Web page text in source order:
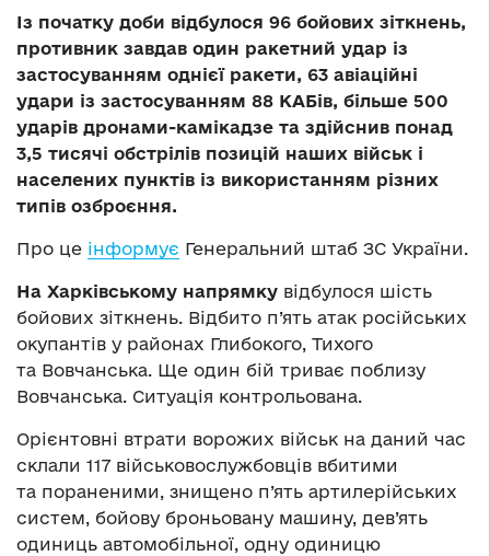
Із початку доби відбулося 96 бойових зіткнень,
противник завдав один ракетний удар із
застосуванням однієї ракети, 63 авіаційні
удари із застосуванням 88 КАБів, більше 500
ударів дронами-камікадзе та здійснив понад
3,5 тисячі обстрілів позицій наших військ і
населених пунктів із використанням різних
типів озброєння.
Про це інформує Генеральний штаб ЗС України.
На Харківському напрямку відбулося шість
бойових зіткнень. Відбито п’ять атак російських
окупантів у районах Глибокого, Тихого
та Вовчанська. Ще один бій триває поблизу
Вовчанська. Ситуація контрольована.
Орієнтовні втрати ворожих військ на даний час
склали 117 військовослужбовців вбитими
та пораненими, знищено п’ять артилерійських
систем, бойову броньовану машину, дев’ять
одиниць автомобільної, одну одиницю